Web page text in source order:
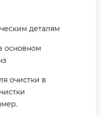
деталям
основном
очистки в